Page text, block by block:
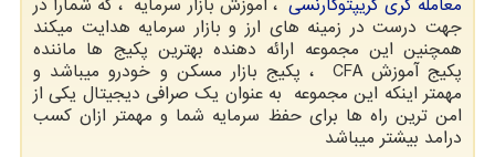
معامله گری کریپتوکارنسی ، اموزش بازار سرمایه ، که شمارا در
جهت درست در زمینه های ارز و بازار سرمایه هدایت میکند
همچنین این مجموعه ارائه دهنده بهترین پکیج ها ماننده
پکیج آموزشCFA ، پکیج بازار مسکن و خودرو میباشد و
مهمتر اینکه این مجموعه به عنوان یک صرافی دیجیتال یکی از
امن ترین راه ها برای حفظ سرمایه شما و مهمتر ازان کسب
درامد بیشتر میباشد